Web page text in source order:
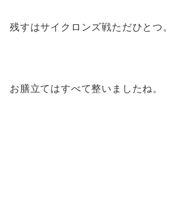
残すはサイクロンズ戦ただひとつ。
お膳立てはすべて整いましたね。